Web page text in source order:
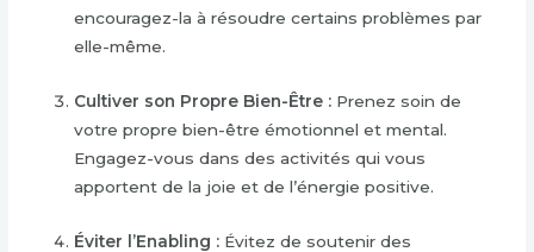
encouragez-la à résoudre certains problèmes par
elle-même.
Cultiver son Propre Bien-Être : Prenez soin de
votre propre bien-être émotionnel et mental.
Engagez-vous dans des activités qui vous
apportent de la joie et de l’énergie positive.
Éviter l’Enabling : Évitez de soutenir des